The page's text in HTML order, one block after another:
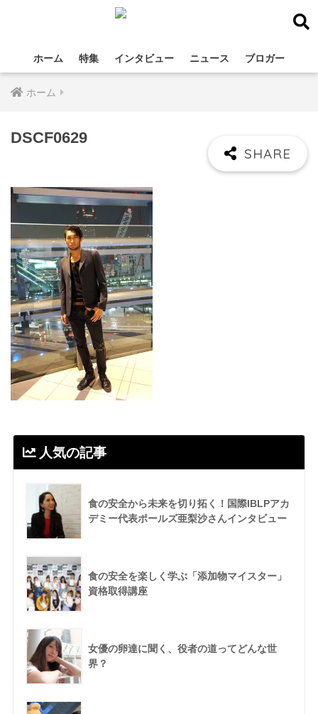
ホーム 特集 インタビュー ニュース ブロガー
ホーム
DSCF0629
人気の記事
食の安全から未来を切り拓く！国際IBLPアカ
デミー代表ポールズ亜梨沙さんインタビュー
食の安全を楽しく学ぶ「添加物マイスター」
資格取得講座
女優の卵達に聞く、役者の道ってどんな世
界？